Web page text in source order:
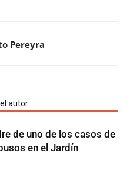
Pereyra
autor
de uno de los casos de
en el Jardín